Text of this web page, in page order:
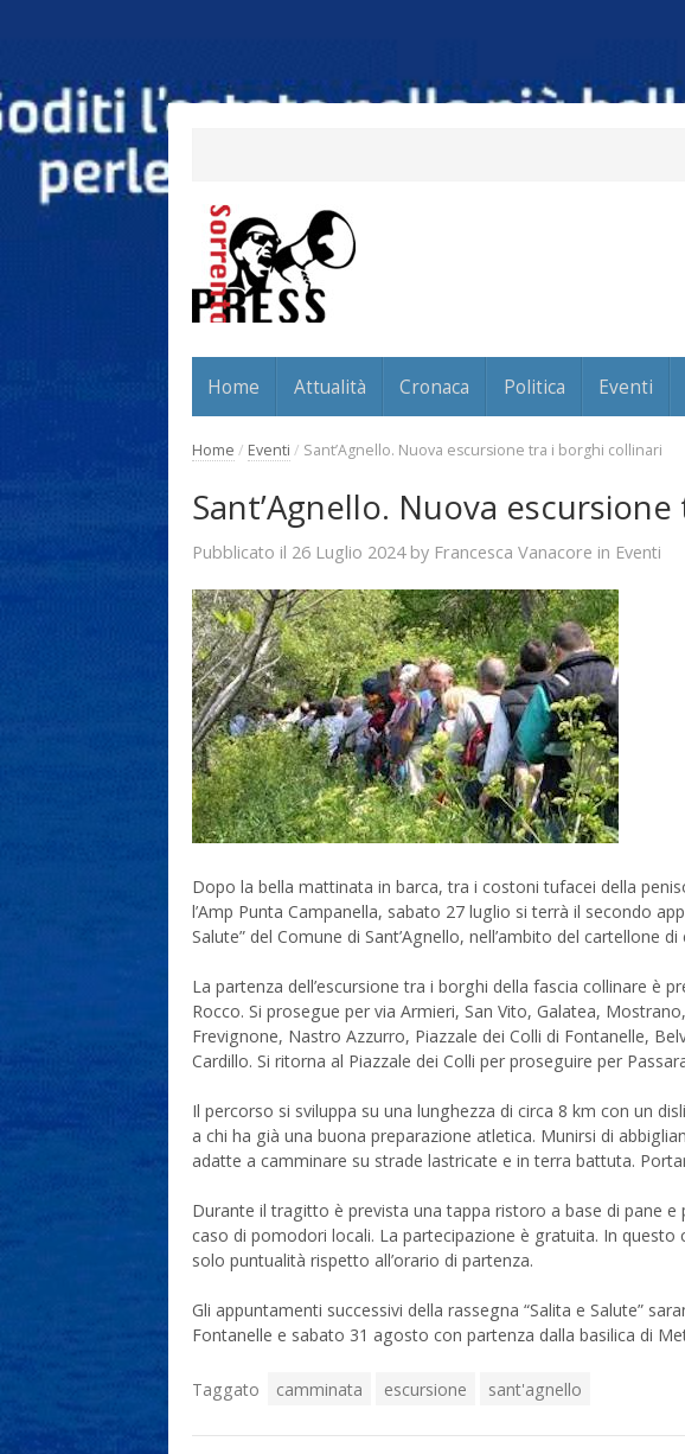
Home Attualità Cronaca Politica Eventi
Home / Eventi / Sant’Agnello. Nuova escursione tra i borghi collinari
Sant’Agnello. Nuova
Pubblicato il 26 Luglio 2024by Francesca Vanacore in Eventi
Dopo la bella mattinata in barca, tra i costoni tufacei della
l’Amp Punta Campanella, sabato 27 luglio si terrà il secondo
Salute” del Comune di Sant’Agnello, nell’ambito del cartellone
La partenza dell’escursione tra i borghi della fascia collinare è
Rocco. Si prosegue per via Armieri, San Vito, Galatea,
Frevignone, Nastro Azzurro, Piazzale dei Colli di Fontanelle,
Cardillo. Si ritorna al Piazzale dei Colli per proseguire per
Il percorso si sviluppa su una lunghezza di circa 8 km con un
a chi ha già una buona preparazione atletica. Munirsi di
adatte a camminare su strade lastricate e in terra battuta.
Durante il tragitto è prevista una tappa ristoro a base di pane
caso di pomodori locali. La partecipazione è gratuita. In questo
solo puntualità rispetto all’orario di partenza.
Gli appuntamenti successivi della rassegna “Salita e Salute”
Fontanelle e sabato 31 agosto con partenza dalla basilica di
Taggato camminata escursione sant'agnello